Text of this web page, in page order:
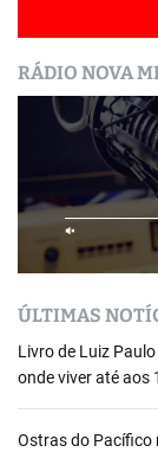
RÁDIO NOVA
ÚLTIMAS
Livro de Luiz
onde viver até aos
Ostras do Pacífico